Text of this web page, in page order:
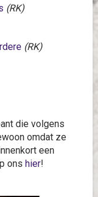
(RK)
(RK)
die volgens
omdat ze
een
ons hier!